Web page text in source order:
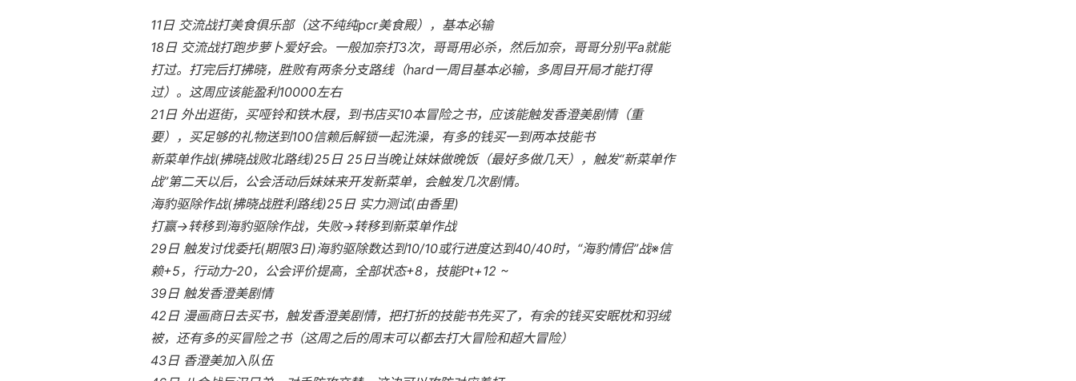
11日 交流战打美食俱乐部（这不纯纯pcr美食殿），基本必输
18日 交流战打跑步萝卜爱好会。一般加奈打3次，哥哥用必杀，然后加奈，哥哥分别平a就能
打过。打完后打拂晓，胜败有两条分支路线（hard一周目基本必输，多周目开局才能打得
过）。这周应该能盈利10000左右
21日 外出逛街，买哑铃和铁木屐，到书店买10本冒险之书，应该能触发香澄美剧情（重
要），买足够的礼物送到100信赖后解锁一起洗澡，有多的钱买一到两本技能书
新菜单作战(拂晓战败北路线)25日 25日当晚让妹妹做晚饭（最好多做几天），触发“新菜单作
战”第二天以后，公会活动后妹妹来开发新菜单，会触发几次剧情。
海豹驱除作战(拂晓战胜利路线)25日 实力测试(由香里)
打赢→转移到海豹驱除作战，失败→转移到新菜单作战
29日 触发讨伐委托(期限3日)海豹驱除数达到10/10或行进度达到40/40时，“海豹情侣”战※信
赖+5，行动力-20，公会评价提高，全部状态+8，技能Pt+12 ~
39日 触发香澄美剧情
42日 漫画商日去买书，触发香澄美剧情，把打折的技能书先买了，有余的钱买安眠枕和羽绒
被，还有多的买冒险之书（这周之后的周末可以都去打大冒险和超大冒险）
43日 香澄美加入队伍